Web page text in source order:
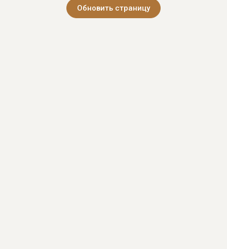
Обновить страницу